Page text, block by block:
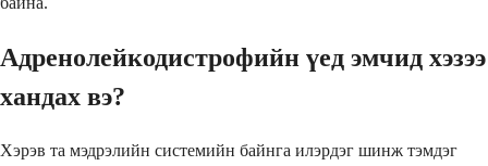
Адренолейкодистрофийн үед эмчид хэзээ
хандах вэ?
Хэрэв та мэдрэлийн системийн байнга илэрдэг шинж тэмдэг